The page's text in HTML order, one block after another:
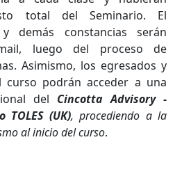
total del Seminario. El
demás constancias serán
luego del proceso de
Asimismo, los egresados y
curso podrán acceder a una
del Cincotta Advisory -
TOLES (UK), procediendo a la
al inicio del curso.